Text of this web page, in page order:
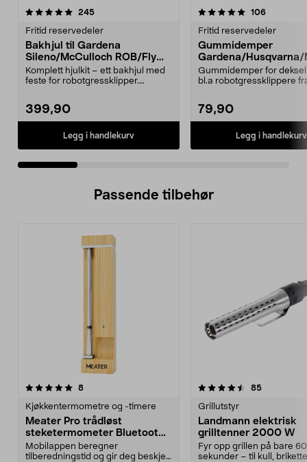
245anmeldelser
Fritid reservedeler
Bakhjul til Gardena
Sileno/McCulloch ROB/Flymo
Easilife
Komplett hjulkit – ett bakhjul med
feste for robotgressklipper.
399,90
Legg i handlekurv
5.0 av 5 stjerner 106
Fritid reservedeler
Gummidemper
Gardena/Husqvarna/
ch/Flymo
Gummidemper for
bl.a robotgressklippere
79,90
Legg i handlekurv
4.5 av 5 stjerner
Passende tilbehør
8anmeldelser
Kjøkkentermometre og -timere
Meater Pro trådløst
steketermometer Bluetooth,
RTN-MT-MP201
Mobilappen beregner
tilberedningstid og gir deg beskjed
4.5av 5 stjerner 85
Grillutstyr
Landmann elektrisk
grilltenner 2000 W
Fyr opp grillen på bare 60
sekunder – til kull,
4.5av 5 stjerner